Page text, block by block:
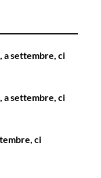
a settembre, ci
a settembre, ci
ci